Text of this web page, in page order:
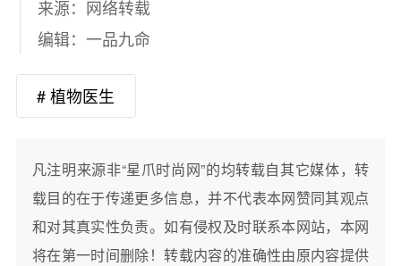
来源：网络转载
编辑：一品九命
# 植物医生
凡注明来源非“星爪时尚网”的均转载自其它媒体，转
载目的在于传递更多信息，并不代表本网赞同其观点
和对其真实性负责。如有侵权及时联系本网站，本网
将在第一时间删除！转载内容的准确性由原内容提供